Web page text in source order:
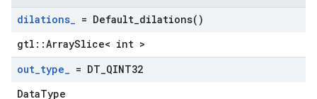
dilations_ = Default_dilations( )
gtl::ArraySlice< int >
out_type_ = DT QINT32
DataType